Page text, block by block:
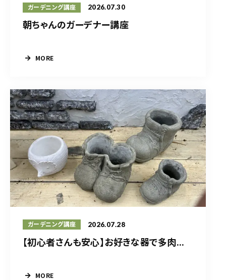
ガーデニング講座 2026.07.30
朝ちゃんのガーデナー講座
MORE
ガーデニング講座 2026.07.28
【初心者さんも安心】お好きな器で多肉...
MORE